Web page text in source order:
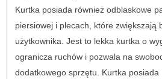
Kurtka posiada również odblaskowe
piersiowej i plecach, które zwiększają
użytkownika. Jest to lekka kurtka o
ogranicza ruchów i pozwala na
dodatkowego sprzętu. Kurtka posiada